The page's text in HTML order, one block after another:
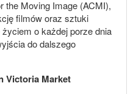
the Moving Image (ACMI),
filmów oraz sztuki
o każdej porze dnia
do dalszego
Victoria Market